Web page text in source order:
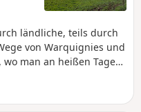
ländliche, teils durch
von Warquignies und
man an heißen Tagen
Saint-Ghislain
Warquignies liegt.